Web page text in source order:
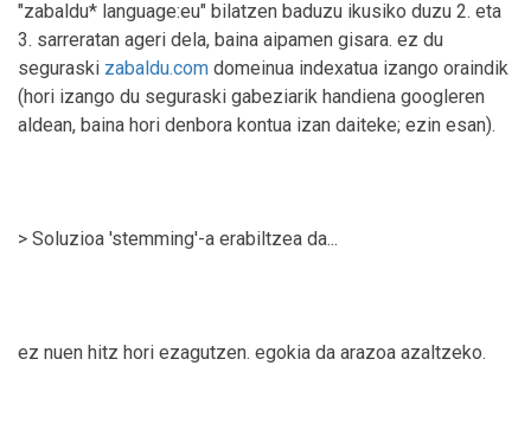
"zabaldu* language:eu" bilatzen baduzu ikusiko duzu 2. eta
3. sarreratan ageri dela, baina aipamen gisara. ez du
seguraski zabaldu.com domeinua indexatua izango oraindik
(hori izango du seguraski gabeziarik handiena googleren
aldean, baina hori denbora kontua izan daiteke; ezin esan).
> Soluzioa 'stemming'-a erabiltzea da...
ez nuen hitz hori ezagutzen. egokia da arazoa azaltzeko.